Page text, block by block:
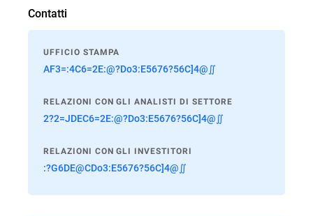
Contatti
UFFICIO STAMPA
AF3=:4C6=2E:@?Do3:E5676?56C]4@∬
RELAZIONI CON GLI ANALISTI DI SETTORE
2?2=JDEC6=2E:@?Do3:E5676?56C]4@∬
RELAZIONI CON GLI INVESTITORI
:?G6DE@CDo3:E5676?56C]4@∬